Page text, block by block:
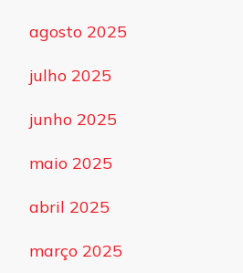
agosto 2025
julho 2025
junho 2025
maio 2025
abril 2025
março 2025